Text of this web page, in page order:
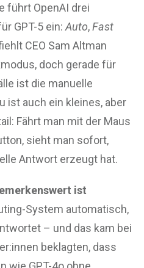
führt OpenAI drei
GPT-5 ein: Auto,Fast
CEO Sam Altman
doch gerade für
ist die manuelle
ist auch ein kleines, aber
Fährt man mit der Maus
sieht man sofort,
Antwort erzeugt hat.
ist
System automatisch,
– und das kam bei
beklagten, dass